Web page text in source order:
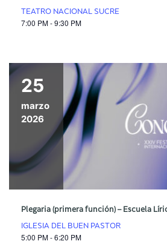
TEATRO NACIONAL SUCRE
7:00 PM - 9:30 PM
25
marzo
2026
Plegaria (primera función) – Escuela
IGLESIA DEL BUEN PASTOR
5:00 PM - 6:20 PM